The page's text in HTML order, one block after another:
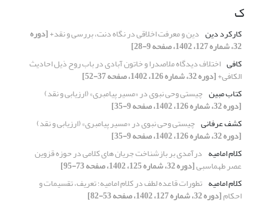
ک
کارکرد دین دین و معرفت اخلاقی در نگاه دنت، بررسی و نقد+[دوره
32، شماره 127، 1402، صفحه 9-28]
کافی اختلاف دیدگاه ملاصدرا و خاتون آبادی در باب روح ذیل احادیث
الکافی+[دوره 32، شماره 126، 1402، صفحه 37-52]
کتاب مبین چیستی وحی نبوی در «مسیر پیامبری» (ارزیابی و نقد)
[دوره 32، شماره 126، 1402، صفحه 9-35]
کشف عرفانی چیستی وحی نبوی در «مسیر پیامبری» (ارزیابی و نقد)
[دوره 32، شماره 126، 1402، صفحه 9-35]
کلام امامیه درآمدی بر بازشناخت جریان‌ های کلامی در ‌حوزه قزوین
عصر طهماسبی[دوره 32، شماره 125، 1402، صفحه 73-95]
کلام امامیه تطورات قاعده لطف در کلام امامیه؛ تعریف، تقسیمات و
احکام[دوره 32، شماره 127، 1402، صفحه 53-82]